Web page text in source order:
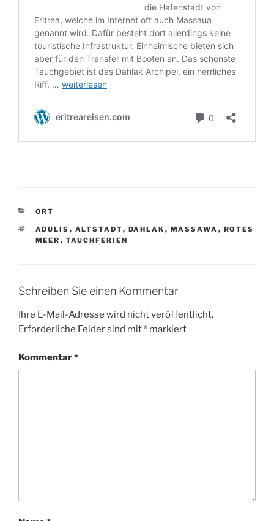
KATEGORIEN
ORT
SCHLAGWÖRTER
ADULIS , ALTSTADT, DAHLAK , MASSAWA , ROTES
MEER , TAUCHFERIEN
Schreiben Sie einen Kommentar
Ihre E-Mail-Adresse wird nicht veröffentlicht.
Erforderliche Felder sind mit* markiert
Kommentar*